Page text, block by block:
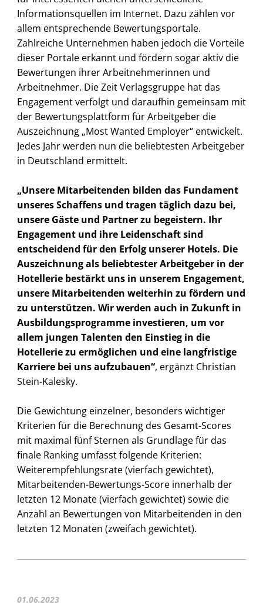
Informationsquellen im Internet. Dazu zählen vor
allem entsprechende Bewertungsportale.
Zahlreiche Unternehmen haben jedoch die Vorteile
dieser Portale erkannt und fördern sogar aktiv die
Bewertungen ihrer Arbeitnehmerinnen und
Arbeitnehmer. Die Zeit Verlagsgruppe hat das
Engagement verfolgt und daraufhin gemeinsam mit
der Bewertungsplattform für Arbeitgeber die
Auszeichnung „Most Wanted Employer“ entwickelt.
Jedes Jahr werden nun die beliebtesten Arbeitgeber
in Deutschland ermittelt.
„Unsere Mitarbeitenden bilden das Fundament
unseres Schaffens und tragen täglich dazu bei,
unsere Gäste und Partner zu begeistern. Ihr
Engagement und ihre Leidenschaft sind
entscheidend für den Erfolg unserer Hotels. Die
Auszeichnung als beliebtester Arbeitgeber in der
Hotellerie bestärkt uns in unserem Engagement,
unsere Mitarbeitenden weiterhin zu fördern und
zu unterstützen. Wir werden auch in Zukunft in
Ausbildungsprogramme investieren, um vor
allem jungen Talenten den Einstieg in die
Hotellerie zu ermöglichen und eine langfristige
Karriere bei uns aufzubauen“, ergänzt Christian
Stein-Kalesky.
Die Gewichtung einzelner, besonders wichtiger
Kriterien für die Berechnung des Gesamt-Scores
mit maximal fünf Sternen als Grundlage für das
finale Ranking umfasst folgende Kriterien:
Weiterempfehlungsrate (vierfach gewichtet),
Mitarbeitenden-Bewertungs-Score innerhalb der
letzten 12 Monate (vierfach gewichtet) sowie die
Anzahl an Bewertungen von Mitarbeitenden in den
letzten 12 Monaten (zweifach gewichtet).
01.06.2023